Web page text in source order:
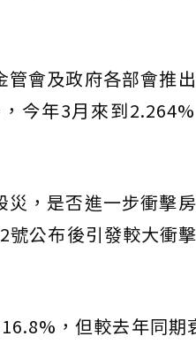
會及政府各部會推
今年3月來到
，是否進一步衝擊
公布後引發較大衝
，但較去年同期